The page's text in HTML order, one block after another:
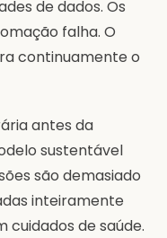
de dados. Os
falha. O
continuamente o
antes da
sustentável
são demasiado
inteiramente
cuidados de saúde.